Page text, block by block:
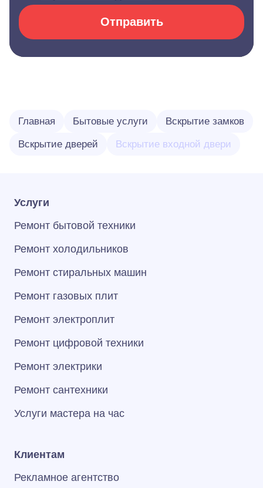
Отправить
Главная Бытовые услуги Вскрытие замков
Вскрытие дверей Вскрытие входной двери
Услуги
Ремонт бытовой техники
Ремонт холодильников
Ремонт стиральных машин
Ремонт газовых плит
Ремонт электроплит
Ремонт цифровой техники
Ремонт электрики
Ремонт сантехники
Услуги мастера на час
Клиентам
Рекламное агентство